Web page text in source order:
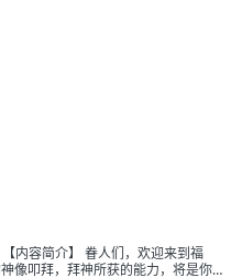
内容简介】 眷人们，欢迎来到福
像叩拜，拜神所获的能力，将是你们